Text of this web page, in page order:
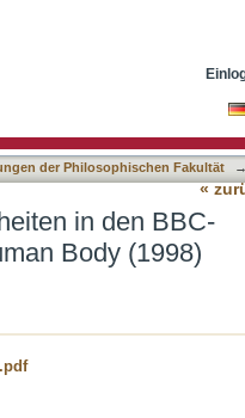
der Philosophischen Fakultät
→
«
in den BBC-
Body (1998)